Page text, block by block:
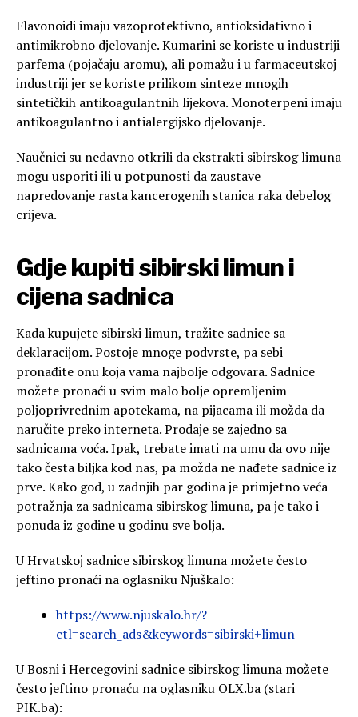
Flavonoidi imaju vazoprotektivno, antioksidativno i
antimikrobno djelovanje. Kumarini se koriste u industriji
parfema (pojačaju aromu), ali pomažu i u farmaceutskoj
industriji jer se koriste prilikom sinteze mnogih
sintetičkih antikoagulantnih lijekova. Monoterpeni imaju
antikoagulantno i antialergijsko djelovanje.
Naučnici su nedavno otkrili da ekstrakti sibirskog limuna
mogu usporiti ili u potpunosti da zaustave
napredovanje rasta kancerogenih stanica raka debelog
crijeva.
Gdje kupiti sibirski limun i
cijena sadnica
Kada kupujete sibirski limun, tražite sadnice sa
deklaracijom. Postoje mnoge podvrste, pa sebi
pronađite onu koja vama najbolje odgovara. Sadnice
možete pronaći u svim malo bolje opremljenim
poljoprivrednim apotekama, na pijacama ili možda da
naručite preko interneta. Prodaje se zajedno sa
sadnicama voća. Ipak, trebate imati na umu da ovo nije
tako česta biljka kod nas, pa možda ne nađete sadnice iz
prve. Kako god, u zadnjih par godina je primjetno veća
potražnja za sadnicama sibirskog limuna, pa je tako i
ponuda iz godine u godinu sve bolja.
U Hrvatskoj sadnice sibirskog limuna možete često
jeftino pronaći na oglasniku Njuškalo:
https://www.njuskalo.hr/?
ctl=search_ads&keywords=sibirski+limun
U Bosni i Hercegovini sadnice sibirskog limuna možete
često jeftino pronaću na oglasniku OLX.ba (stari
PIK.ba):